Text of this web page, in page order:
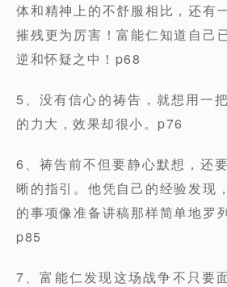
体和精神上的不舒服相比，还有
摧残更为厉害！富能仁知道自己
逆和怀疑之中！p68
5、没有信心的祷告，就想用
的力大，效果却很小。p76
6、祷告前不但要静心默想，还
晰的指引。他凭自己的经验发现
的事项像准备讲稿那样简单地罗
p85
7、富能仁发现这场战争不只要